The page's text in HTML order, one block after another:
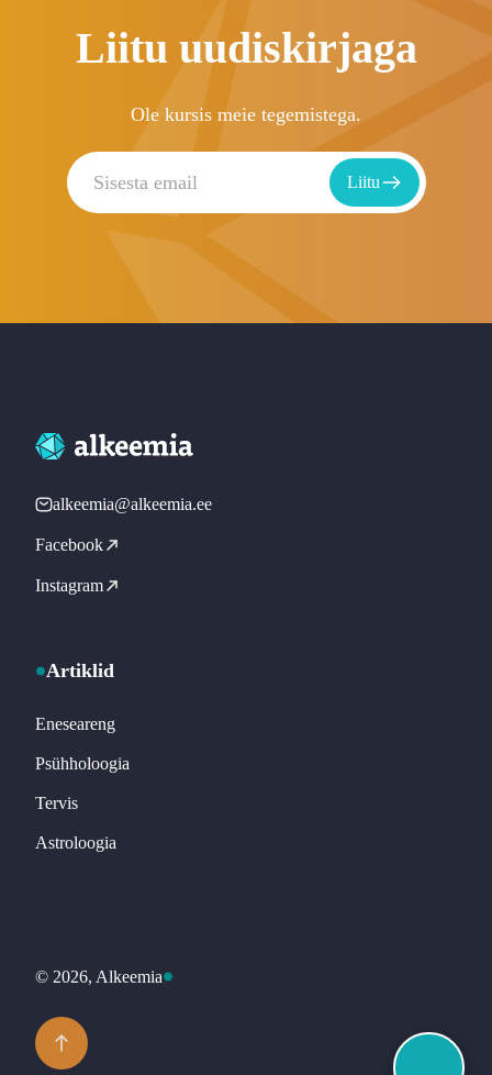
Liitu uudiskirjaga
Ole kursis meie tegemistega.
Liitu
alkeemia@alkeemia.ee
Facebook
Instagram
Artiklid
Eneseareng
Psühholoogia
Tervis
Astroloogia
© 2026, Alkeemia